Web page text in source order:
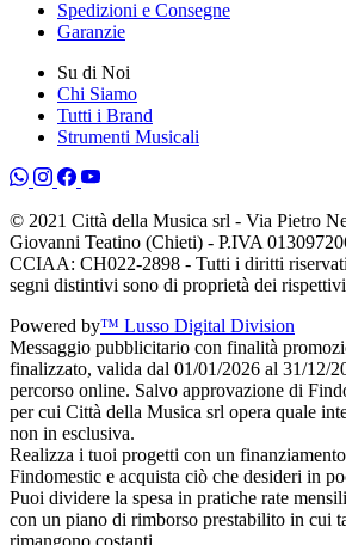
Spedizioni e Consegne
Garanzie
Su di Noi
Chi Siamo
Tutti i Brand
Strumenti Musicali
© 2021 Città della Musica srl - Via Pietro
Giovanni Teatino (Chieti) - P.IVA
CCIAA: CH022-2898 - Tutti i diritti
segni distintivi sono di proprietà dei
Powered by™ Lusso Digital Division
Messaggio pubblicitario con finalità
finalizzato, valida dal 01/01/2026 al 31/12/
percorso online. Salvo approvazione di
per cui Città della Musica srl opera quale
non in esclusiva.
Realizza i tuoi progetti con un
Findomestic e acquista ciò che desideri in
Puoi dividere la spesa in pratiche rate
con un piano di rimborso prestabilito in cui